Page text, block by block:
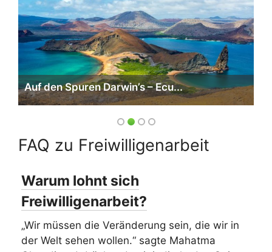
Auf den Spuren Darwin’s – Ecu...
FAQ zu Freiwilligenarbeit
Warum lohnt sich
Freiwilligenarbeit?
„Wir müssen die Veränderung sein, die wir in
der Welt sehen wollen.“ sagte Mahatma